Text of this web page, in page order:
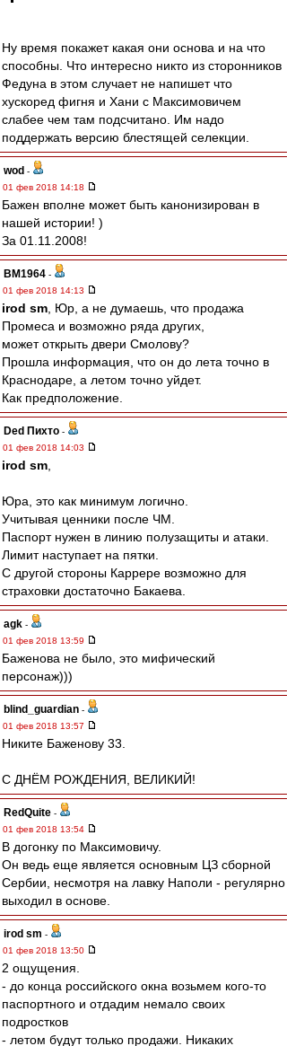
Ну время покажет какая они основа и на что
способны. Что интересно никто из сторонников
Федуна в этом случает не напишет что
хускоред фигня и Хани с Максимовичем
слабее чем там подсчитано. Им надо
поддержать версию блестящей селекции.
wod -
01 фев 2018 14:18
Бажен вполне может быть канонизирован в
нашей истории! )
За 01.11.2008!
BM1964 -
01 фев 2018 14:13
irod sm , Юр, а не думаешь, что продажа
Промеса и возможно ряда других,
может открыть двери Смолову?
Прошла информация, что он до лета точно в
Краснодаре, а летом точно уйдет.
Как предположение.
Ded Пихто -
01 фев 2018 14:03
irod sm
Юра, это как минимум логично.
Учитывая ценники после ЧМ.
Паспорт нужен в линию полузащиты и атаки.
Лимит наступает на пятки.
С другой стороны Каррере возможно для
страховки достаточно Бакаева.
agk -
01 фев 2018 13:59
Баженова не было, это мифический
персонаж)))
blind_guardian -
01 фев 2018 13:57
Никите Баженову 33.
С ДНЁМ РОЖДЕНИЯ, ВЕЛИКИЙ!
RedQuite -
01 фев 2018 13:54
В догонку по Максимовичу.
Он ведь еще является основным ЦЗ сборной
Сербии, несмотря на лавку Наполи - регулярно
выходил в основе.
irod sm -
01 фев 2018 13:50
2 ощущения.
- до конца российского окна возьмем кого-то
паспортного и отдадим немало своих
подростков
- летом будут только продажи. Никаких